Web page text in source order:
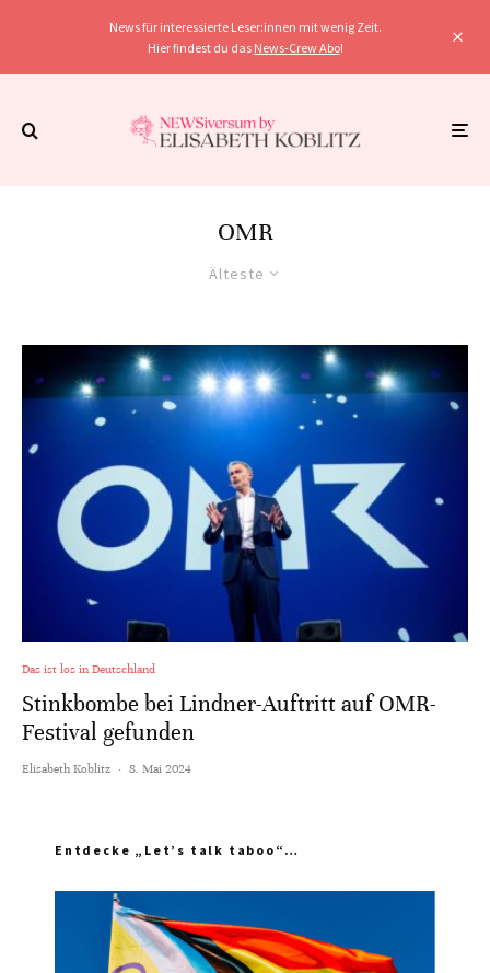
News für interessierte Leser:innen mit wenig Zeit.
Hier findest du das News-Crew Abo!
OMR
Älteste
Das ist los in Deutschland
Stinkbombe bei Lindner-Auftritt auf OMR-
Festival gefunden
Elisabeth Koblitz · 8. Mai 2024
Entdecke „Let’s talk taboo“…